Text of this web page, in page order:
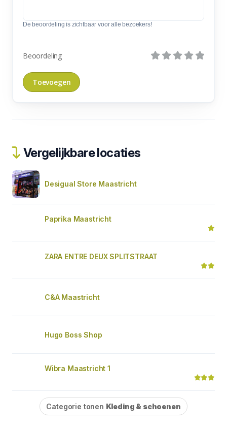
De beoordeling is zichtbaar voor alle bezoekers!
Beoordeling
Vergelijkbare locaties
Desigual Store Maastricht
Paprika Maastricht
ZARA ENTRE DEUX SPLITSTRAAT
C&A Maastricht
Hugo Boss Shop
Wibra Maastricht 1
Categorie tonen Kleding & schoenen